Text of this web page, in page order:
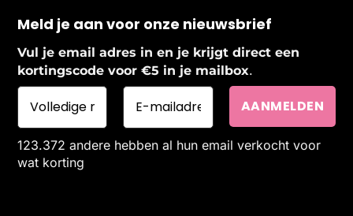
Meld je aan voor onze nieuwsbrief
Vul je email adres in en je krijgt direct een
kortingscode voor €5 in je mailbox.
123.372 andere hebben al hun email verkocht voor
wat korting